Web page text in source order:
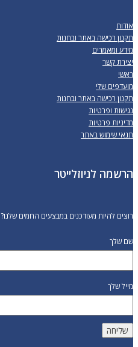
אודות
תקנון רכישה באתר ובחנות
מידע ומאמרים
יצירת קשר
ראשי
מועדפים שלי
תקנון רכישה באתר ובחנות
נגישות ופרטיות
מדיניות פרטיות
תנאי שימוש באתר
הרשמה לניוזלייטר
רוצים להיות מעודכנים במבצעים החמים שלנו?
שם שלך
מייל שלך